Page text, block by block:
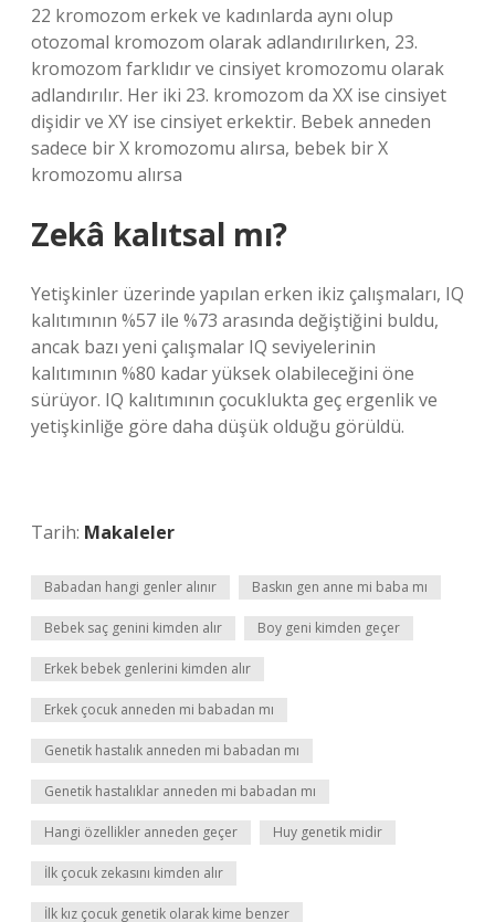
22 kromozom erkek ve kadınlarda aynı olup
otozomal kromozom olarak adlandırılırken, 23.
kromozom farklıdır ve cinsiyet kromozomu olarak
adlandırılır. Her iki 23. kromozom da XX ise cinsiyet
dişidir ve XY ise cinsiyet erkektir. Bebek anneden
sadece bir X kromozomu alırsa, bebek bir X
kromozomu alırsa
Zekâ kalıtsal mı?
Yetişkinler üzerinde yapılan erken ikiz çalışmaları, IQ
kalıtımının %57 ile %73 arasında değiştiğini buldu,
ancak bazı yeni çalışmalar IQ seviyelerinin
kalıtımının %80 kadar yüksek olabileceğini öne
sürüyor. IQ kalıtımının çocuklukta geç ergenlik ve
yetişkinliğe göre daha düşük olduğu görüldü.
Tarih: Makaleler
Babadan hangi genler alınır Baskın gen anne mi baba mı
Bebek saç genini kimden alır Boy geni kimden geçer
Erkek bebek genlerini kimden alır
Erkek çocuk anneden mi babadan mı
Genetik hastalık anneden mi babadan mı
Genetik hastalıklar anneden mi babadan mı
Hangi özellikler anneden geçer Huy genetik midir
İlk çocuk zekasını kimden alır
İlk kız çocuk genetik olarak kime benzer